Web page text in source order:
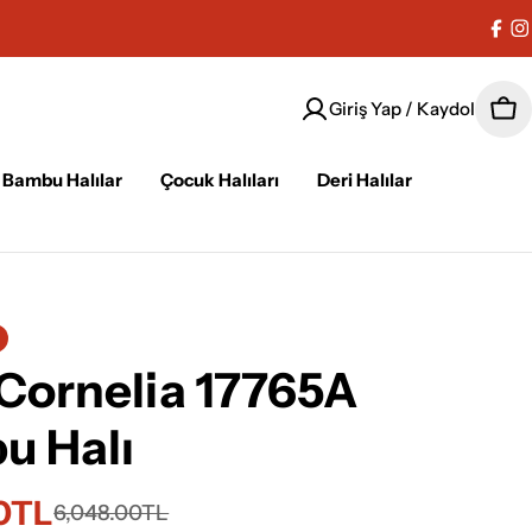
Giriş Yap / Kaydol
Bambu Halılar Çocuk Halıları
Deri Halılar
17765A
Halı
6,048.00TL